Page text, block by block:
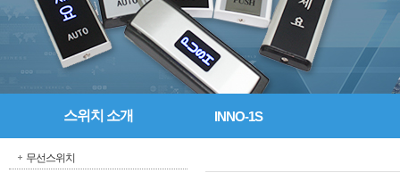
스위치 소개
무선스위치
INNO-1S